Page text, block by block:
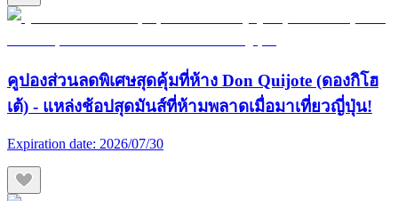
คูปองส่วนลดพิเศษสุดคุ้มที่ห้าง Don Quijote (ดองกิโฮ
เต้) - แหล่งช้อปสุดมันส์ที่ห้ามพลาดเมื่อมาเที่ยวญี่ปุ่น!
Expiration date: 2026/07/30